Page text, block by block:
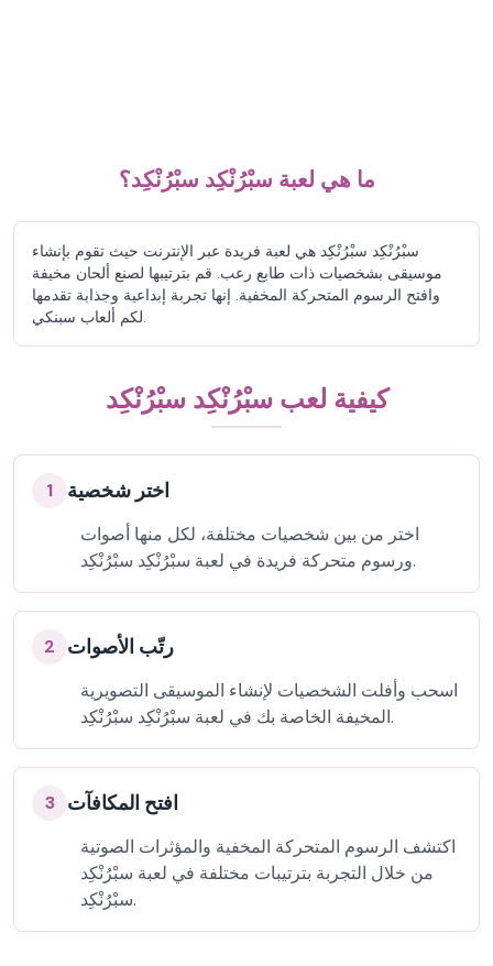
ما هي لعبة سبْرُنْكِد سبْرُنْكِد؟
سبْرُنْكِد سبْرُنْكِد هي لعبة فريدة عبر الإنترنت حيث تقوم بإنشاء
موسيقى بشخصيات ذات طابع رعب. قم بترتيبها لصنع ألحان مخيفة
وافتح الرسوم المتحركة المخفية. إنها تجربة إبداعية وجذابة تقدمها
لكم ألعاب سبنكي.
كيفية لعب سبْرُنْكِد سبْرُنْكِد
1 اختر شخصية
اختر من بين شخصيات مختلفة، لكل منها أصوات
ورسوم متحركة فريدة في لعبة سبْرُنْكِد سبْرُنْكِد.
2 رتّب الأصوات
اسحب وأفلت الشخصيات لإنشاء الموسيقى التصويرية
المخيفة الخاصة بك في لعبة سبْرُنْكِد سبْرُنْكِد.
3 افتح المكافآت
اكتشف الرسوم المتحركة المخفية والمؤثرات الصوتية
من خلال التجربة بترتيبات مختلفة في لعبة سبْرُنْكِد
سبْرُنْكِد.